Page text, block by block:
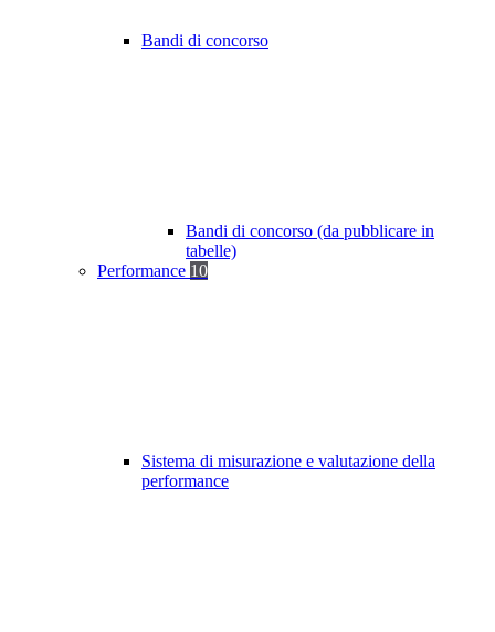
Bandi di concorso
Bandi di concorso (da pubblicare in
tabelle)
Performance 10
Sistema di misurazione e valutazione della
performance